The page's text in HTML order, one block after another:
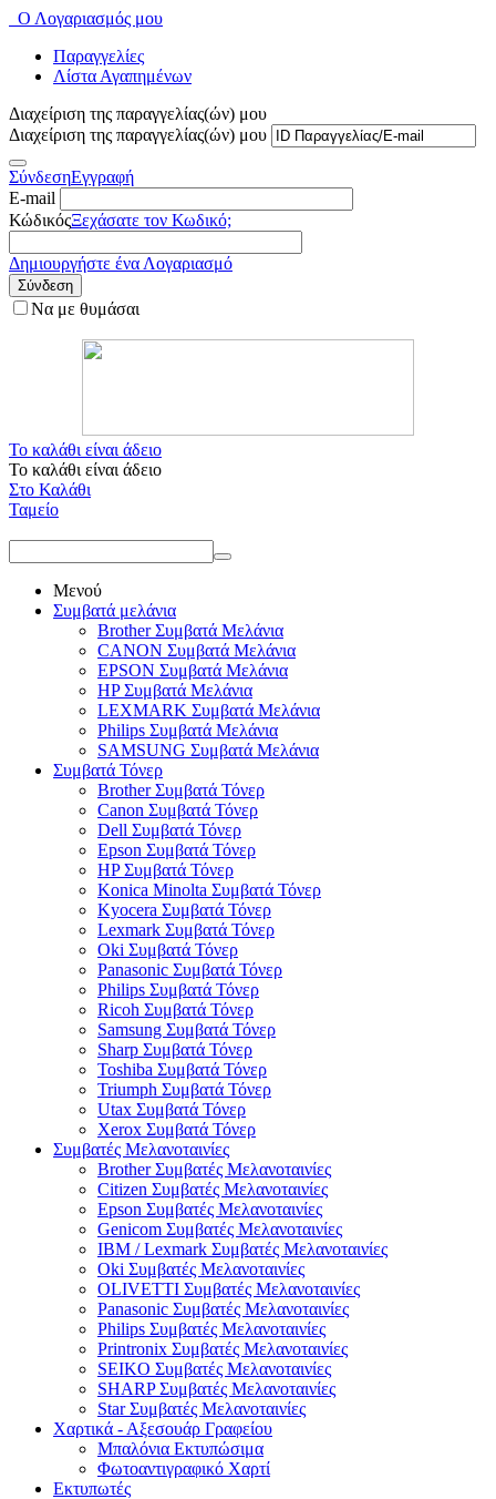
Ο Λογαριασμός μου
Παραγγελίες
Λίστα Αγαπημένων
Διαχείριση της παραγγελίας(ών) μου
Διαχείριση της παραγγελίας(ών) μου
ΣύνδεσηΕγγραφή
E-mail
ΚώδικόςΞεχάσατε τον Κωδικό;
Δημιουργήστε ένα Λογαριασμό
Σύνδεση
Να με θυμάσαι
Το καλάθι είναι άδειο
Το καλάθι είναι άδειο
Στο Καλάθι
Ταμείο
Μενού
Συμβατά μελάνια
Brother Συμβατά Μελάνια
CANON Συμβατά Μελάνια
EPSON Συμβατά Μελάνια
HP Συμβατά Μελάνια
LEXMARK Συμβατά Μελάνια
Philips Συμβατά Μελάνια
SAMSUNG Συμβατά Μελάνια
Συμβατά Τόνερ
Brother Συμβατά Τόνερ
Canon Συμβατά Τόνερ
Dell Συμβατά Τόνερ
Epson Συμβατά Τόνερ
HP Συμβατά Τόνερ
Konica Minolta Συμβατά Τόνερ
Kyocera Συμβατά Τόνερ
Lexmark Συμβατά Τόνερ
Oki Συμβατά Τόνερ
Panasonic Συμβατά Τόνερ
Philips Συμβατά Τόνερ
Ricoh Συμβατά Τόνερ
Samsung Συμβατά Τόνερ
Sharp Συμβατά Τόνερ
Toshiba Συμβατά Τόνερ
Triumph Συμβατά Τόνερ
Utax Συμβατά Τόνερ
Xerox Συμβατά Τόνερ
Συμβατές Μελανοταινίες
Brother Συμβατές Μελανοταινίες
Citizen Συμβατές Μελανοταινίες
Epson Συμβατές Μελανοταινίες
Genicom Συμβατές Μελανοταινίες
IBM / Lexmark Συμβατές Μελανοταινίες
Oki Συμβατές Μελανοταινίες
OLIVETTI Συμβατές Μελανοταινίες
Panasonic Συμβατές Μελανοταινίες
Philips Συμβατές Μελανοταινίες
Printronix Συμβατές Μελανοταινίες
SEIKO Συμβατές Μελανοταινίες
SHARP Συμβατές Μελανοταινίες
Star Συμβατές Μελανοταινίες
Χαρτικά - Αξεσουάρ Γραφείου
Μπαλόνια Εκτυπώσιμα
Φωτοαντιγραφικό Χαρτί
Εκτυπωτές